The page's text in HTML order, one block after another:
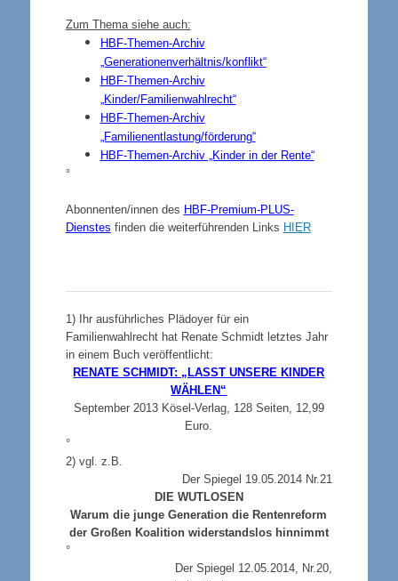
Zum Thema siehe auch:
HBF-Themen-Archiv
„Generationenverhältnis/konflikt“
HBF-Themen-Archiv
„Kinder/Familienwahlrecht“
HBF-Themen-Archiv
„Familienentlastung/förderung“
HBF-Themen-Archiv „Kinder in der Rente“
°
Abonnenten/innendes HBF-Premium-PLUS-
Dienstes finden die weiterführenden Links HIER
1)Ihr ausführliches Plädoyer für ein
Familienwahlrecht hat Renate Schmidt letztes Jahr
in einem Buch veröffentlicht:
RENATE SCHMIDT: „LASST UNSERE KINDER
WÄHLEN“
September 2013 Kösel-Verlag, 128 Seiten, 12,99
Euro.
°
2) vgl. z.B.
Der Spiegel 19.05.2014 Nr.21
DIE WUTLOSEN
Warum die junge Generation die Rentenreform
der Großen Koalition widerstandslos hinnimmt
°
Der Spiegel 12.05.2014, Nr.20,